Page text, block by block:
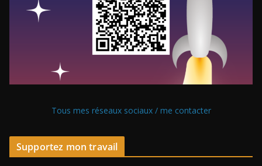
Tous mes réseaux sociaux / me contacter
Supportez mon travail